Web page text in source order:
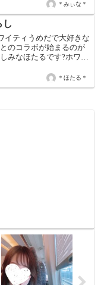
＊みぃな＊
し
イティうめだで大好きな
のコラボが始まるのが
みなほたるです?ホワイ
配置される様なんで推し
は行かないと?本日は15
＊ほたる＊